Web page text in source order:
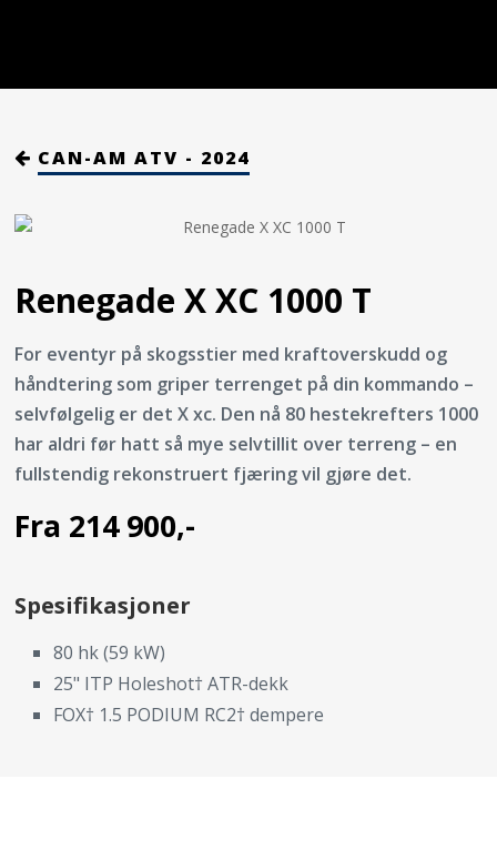
CAN-AM ATV - 2024
Renegade X XC 1000 T
For eventyr på skogsstier med kraftoverskudd og
håndtering som griper terrenget på din kommando –
selvfølgelig er det X xc. Den nå 80 hestekrefters 1000
har aldri før hatt så mye selvtillit over terreng – en
fullstendig rekonstruert fjæring vil gjøre det.
Fra 214 900,-
Spesifikasjoner
80 hk (59 kW)
25" ITP Holeshot† ATR-dekk
FOX† 1.5 PODIUM RC2† dempere